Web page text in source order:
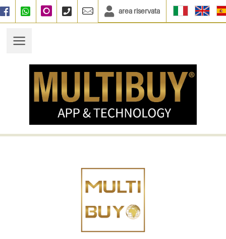
FacebookWhatsAppInstagram+390664833135
info@multibuy.org
area riservata